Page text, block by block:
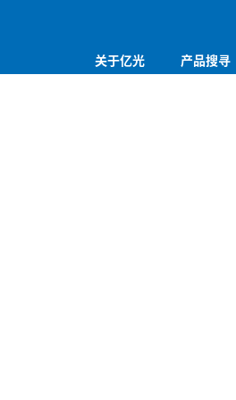
关于亿光 产品搜寻